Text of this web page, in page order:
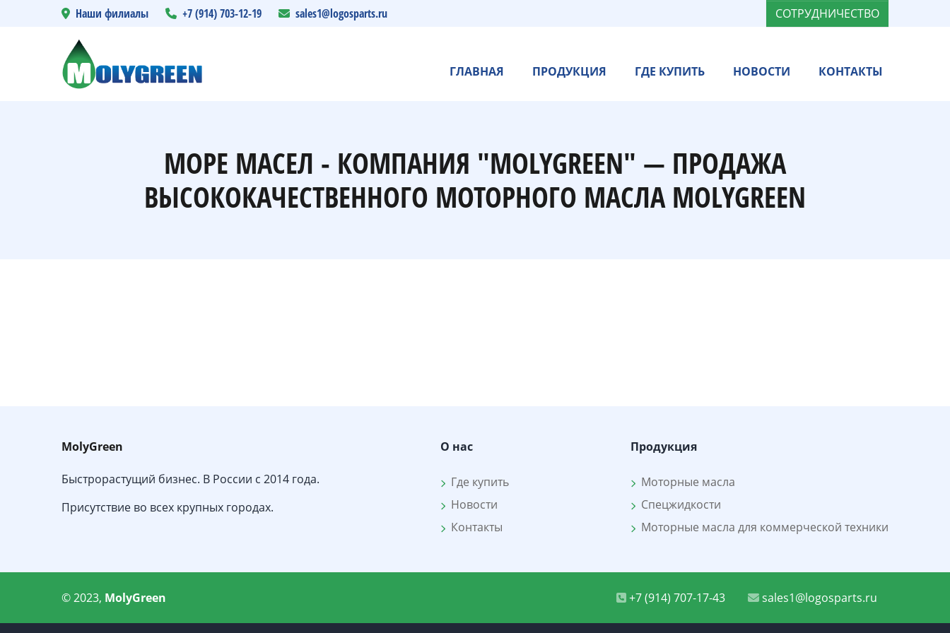
ГЛАВНАЯ ПРОДУКЦИЯ ГДЕ КУПИТЬ НОВОСТИ КОНТАКТЫ
Наши филиалы +7 (914) 703-12-19 sales1@logosparts.ru СОТРУДНИЧЕСТВО
МОРЕ МАСЕЛ - КОМПАНИЯ "MOLYGREEN" — ПРОДАЖА
ВЫСОКОКАЧЕСТВЕННОГО МОТОРНОГО МАСЛА MOLYGREEN
MolyGreen
Быстрорастущий бизнес. В России с 2014 года.
Присутствие во всех крупных городах.
О нас
Где купить
Новости
Контакты
Продукция
Моторные масла
Спецжидкости
Моторные масла для коммерческой техники
© 2023, MolyGreen +7 (914) 707-17-43 sales1@logosparts.ru